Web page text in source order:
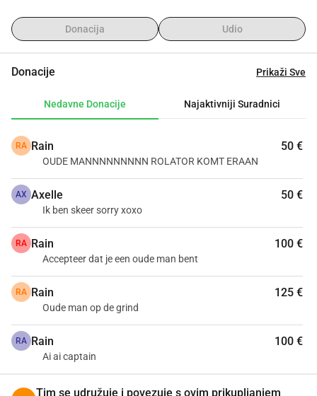
omogućavate naš rad i što psima kojima pomažemo
dopuštate da budu dio vašeg života. Uvijek ćete primiti svoj
Donacija Udio
Donacije Prikaži Sve
Nedavne Donacije Najaktivniji Suradnici
RA Rain 50 €
OUDE MANNNNNNNNN ROLATOR KOMT ERAAN
AX Axelle 50 €
Ik ben skeer sorry xoxo
RA Rain 100 €
Accepteer dat je een oude man bent
RA Rain 125 €
Oude man op de grind
RA Rain 100 €
Ai ai captain
Tim se udružuje i povezuje s ovim prikupljanjem